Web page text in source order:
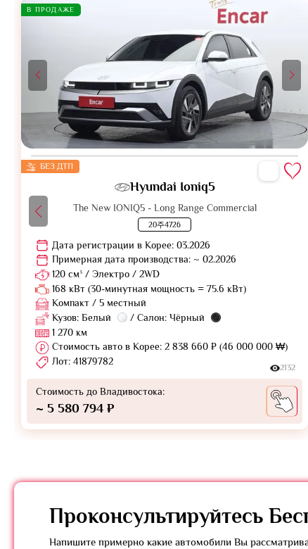
В ПРОДАЖЕ
БЕЗ ДТП
Hyundai Ioniq5
The New IONIQ5 - Long Range Commercial
20주4726
Дата регистрации в Корее: 03.2026
Примерная дата производства: ~ 02.2026
120 см³ / Электро / 2WD
168 кВт (30-минутная мощность = 75.6 кВт)
Компакт / 5 местный
Кузов: Белый
/ Салон: Чёрный
1 270 км
Стоимость авто в Корее: 2 838 660 ₽ (46 000 000 ₩)
Лот: 41879782
2132
Стоимость до Владивостока:
~ 5 580 794 ₽
Проконсультируйтесь
Напишите примерно какие автомобили Вы